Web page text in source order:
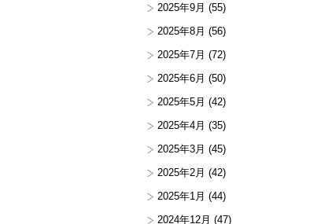
2025年9月 (55)
2025年8月 (56)
2025年7月 (72)
2025年6月 (50)
2025年5月 (42)
2025年4月 (35)
2025年3月 (45)
2025年2月 (42)
2025年1月 (44)
2024年12月 (47)